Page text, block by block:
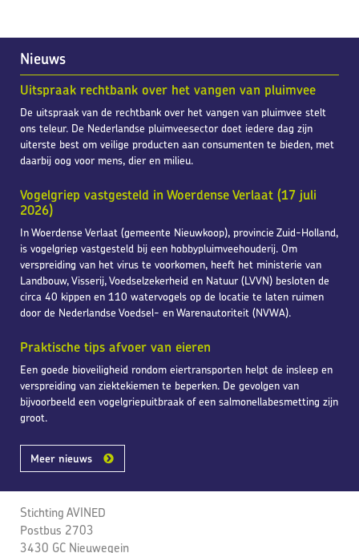
Nieuws
Uitspraak rechtbank over het vangen van pluimvee
De uitspraak van de rechtbank over het vangen van pluimvee stelt
ons teleur. De Nederlandse pluimveesector doet iedere dag zijn
uiterste best om veilige producten aan consumenten te bieden, met
daarbij oog voor mens, dier en milieu.
Vogelgriep vastgesteld in Woerdense Verlaat (17 juli
2026)
In Woerdense Verlaat (gemeente Nieuwkoop), provincie Zuid-Holland,
is vogelgriep vastgesteld bij een hobbypluimveehouderij. Om
verspreiding van het virus te voorkomen, heeft het ministerie van
Landbouw, Visserij, Voedselzekerheid en Natuur (LVVN) besloten de
circa 40 kippen en 110 watervogels op de locatie te laten ruimen
door de Nederlandse Voedsel- en Warenautoriteit (NVWA).
Praktische tips afvoer van eieren
Een goede bioveiligheid rondom eiertransporten helpt de insleep en
verspreiding van ziektekiemen te beperken. De gevolgen van
bijvoorbeeld een vogelgriepuitbraak of een salmonellabesmetting zijn
groot.
Meer nieuws
Stichting AVINED
Postbus 2703
3430 GC Nieuwegein